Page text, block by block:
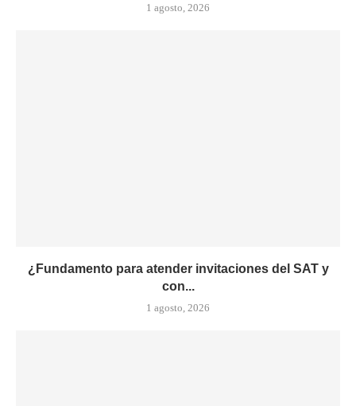
1 agosto, 2026
¿Fundamento para atender invitaciones del SAT y
con...
1 agosto, 2026